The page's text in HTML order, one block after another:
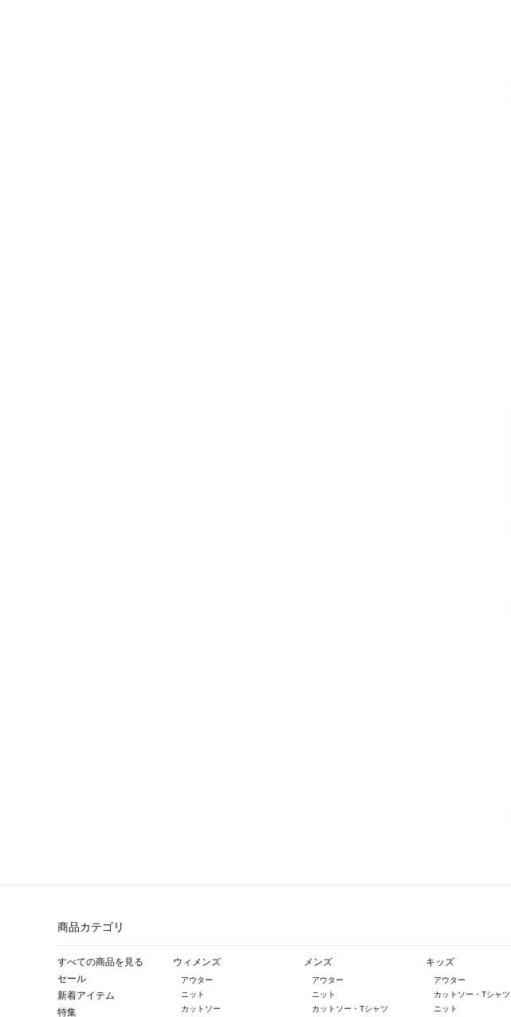
商品カテゴリ
すべての商品を見る
セール
新着アイテム
特集
ウィメンズ
アウター
ニット
カットソー
メンズ
アウター
ニット
カットソー・Tシャツ
キッズ
アウター
カットソー・Tシャツ
ニット